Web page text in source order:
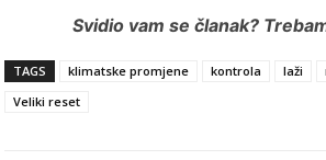
Svidio vam se članak?
TAGS klimatske promjene kontrola laži
Veliki reset